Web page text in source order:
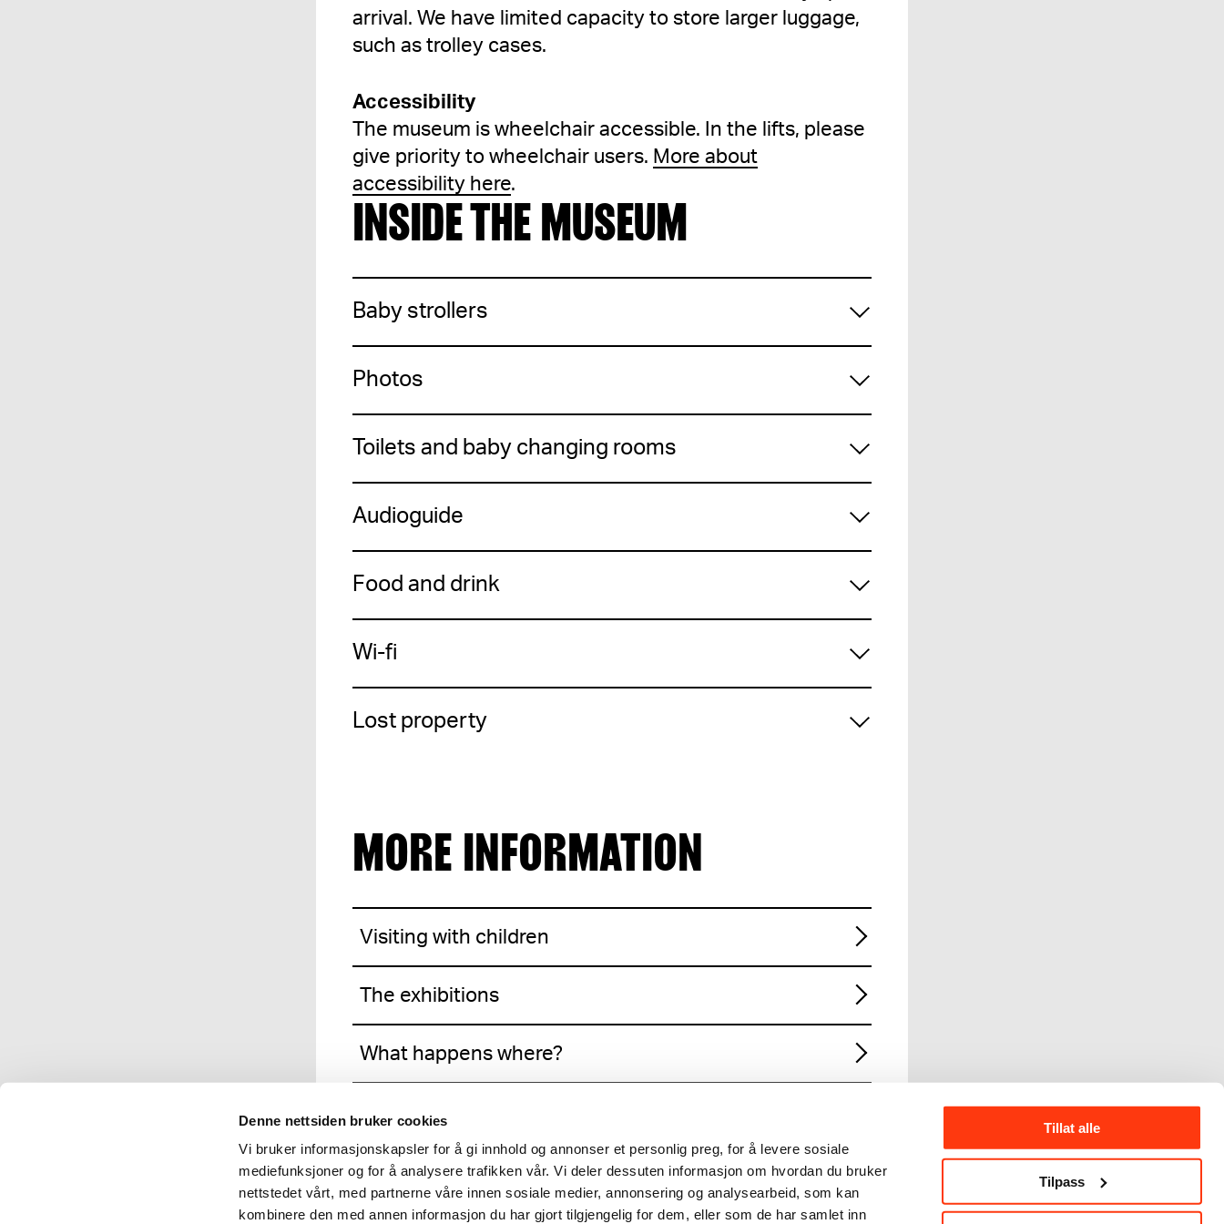
Denne nettsiden bruker cookies
Vi bruker informasjonskapsler for å gi innhold og annonser et personlig preg, for å levere sosiale
mediefunksjoner og for å analysere trafikken vår. Vi deler dessuten informasjon om hvordan du bruker
nettstedet vårt, med partnerne våre innen sosiale medier, annonsering og analysearbeid, som kan
kombinere den med annen informasjon du har gjort tilgjengelig for dem, eller som de har samlet inn
Tillat alle
Tilpass
arrival. We have limited capacity to store larger luggage,
such as trolley cases.
Accessibility
The museum is wheelchair accessible. In the lifts, please
give priority to wheelchair users. More about
accessibility here.
INSIDE THE MUSEUM
Baby strollers
Photos
Toilets and baby changing rooms
Audioguide
Food and drink
Wi-fi
Lost property
MORE INFORMATION
Visiting with children
The exhibitions
What happens where?
Accessibility
Plan your visit